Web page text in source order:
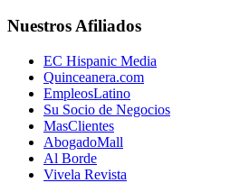
Nuestros Afiliados
EC Hispanic Media
Quinceanera.com
EmpleosLatino
Su Socio de Negocios
MasClientes
AbogadoMall
Al Borde
Vivela Revista